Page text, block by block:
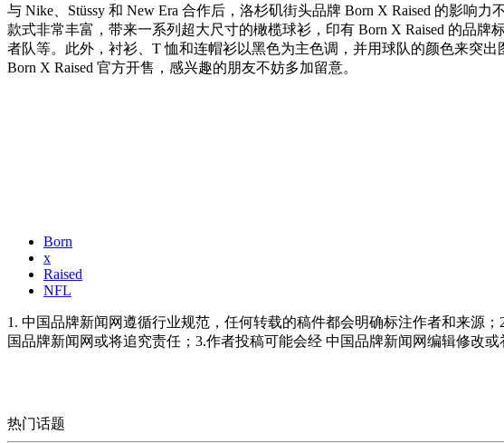
与 Nike、Stüssy 和 New Era 合作后，洛杉矶街头品牌 Born X Raised 的影
款式非常丰富，带来一系列超大尺寸的橄榄球衫，印有 Born X Raised 的品
者队等。此外，衬衫、T 恤和连帽衫以黑色为主色调，并用球队的颜色来突
Born X Raised 官方开售，感兴趣的朋友不妨多加留意。
Born
x
Raised
NFL
1. 中国品牌新闻网遵循行业规范，任何转载的稿件都会明确标注作者和来源
国品牌新闻网或将追究责任；3.作者投稿可能会经 中国品牌新闻网编辑修改或
热门话题